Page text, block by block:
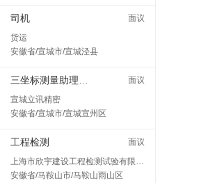
司机
面议
货运
安徽省/宣城市/宣城泾县
面议
宣城立讯精密
安徽省/宣城市/宣城宣州区
工程检测
面议
上海市欣宇建设工程检测试验有限公司马鞍山分公司
安徽省/马鞍山市/马鞍山雨山区